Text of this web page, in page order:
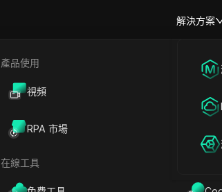
解決方案
產品使用
視頻
RPA 市場
在線工具
我的 Instagram 帳
風險以
William Davis